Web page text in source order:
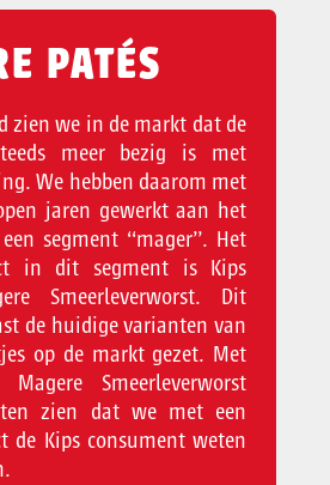
PATÉS
zien we in de markt dat de
meer bezig is met
We hebben daarom met
jaren gewerkt aan het
segment “mager”. Het
in dit segment is Kips
Smeerleverworst. Dit
de huidige varianten van
op de markt gezet. Met
Smeerleverworst
zien dat we met een
de Kips consument weten